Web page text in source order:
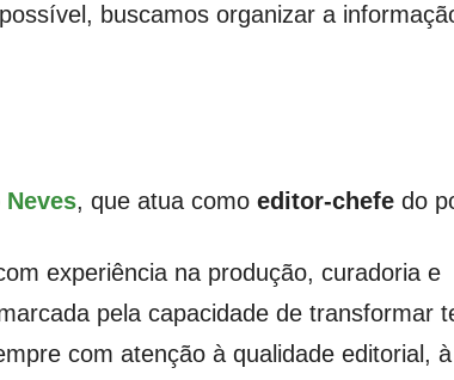
buscamos organizar a
Neves, que atua como editor-chefe do
experiência na produção, curadoria e
pela capacidade de transformar
com atenção à qualidade editorial, à